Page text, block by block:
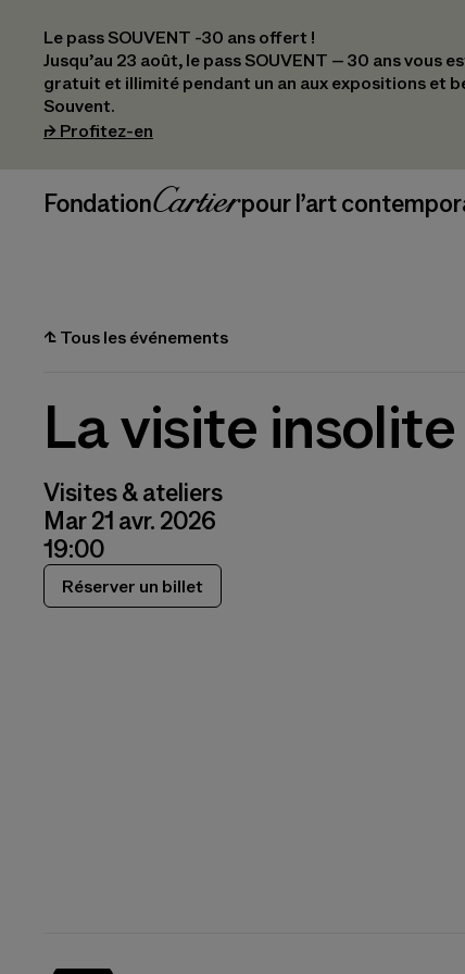
Le pass SOUVENT -30 ans offert !
Jusqu’au 23 août, le pass SOUVENT – 30 ans
gratuit et illimité pendant un an aux expositions et
Souvent.
⮣ Profitez-en
_logoFondation Cartier
pour l’art
⮤ Tous les événements
La visite insolite
Visites & ateliers
Mar 21 avr. 2026
19:00
Réserver un billet